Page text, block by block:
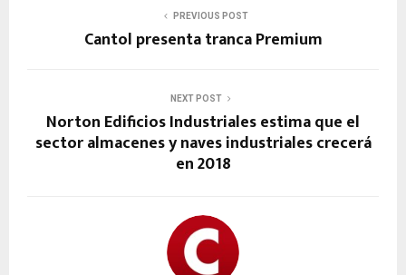
PREVIOUS POST
Cantol presenta tranca Premium
NEXT POST
Norton Edificios Industriales estima que el
sector almacenes y naves industriales crecerá
en 2018